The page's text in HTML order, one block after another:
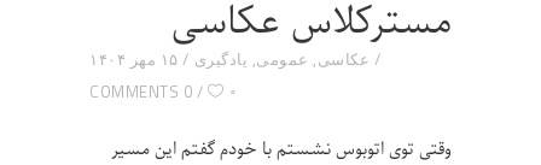
مسترکلاس عکاسی
۱۵ مهر ۱۴۰۴ عکاسی, عمومی, یادگیری
0 COMMENTS
۰
وقتی توی اتوبوس نشستم با خودم گفتم این مسیر